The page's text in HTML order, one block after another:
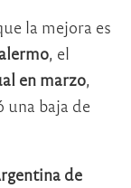
la mejora es
, el
en marzo,
una baja de
de